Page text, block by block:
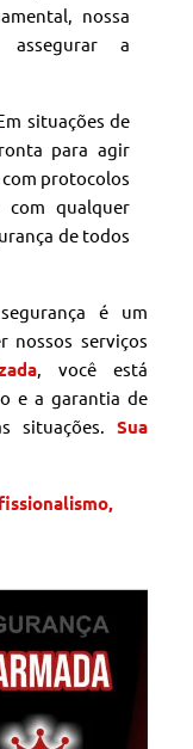
nossa
a
situações de
para agir
protocolos
qualquer
de todos
é um
nossos serviços
, você está
e a garantia de
situações.
Sua